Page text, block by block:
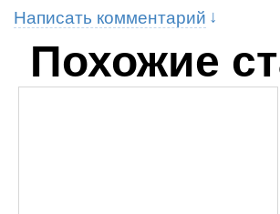
Написать комментарий
Похожие